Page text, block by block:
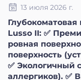
13 июля 2026 г.
Lusso II: ✅
ровная
поверхность
✅ Экологичный
аллергиков). ✅